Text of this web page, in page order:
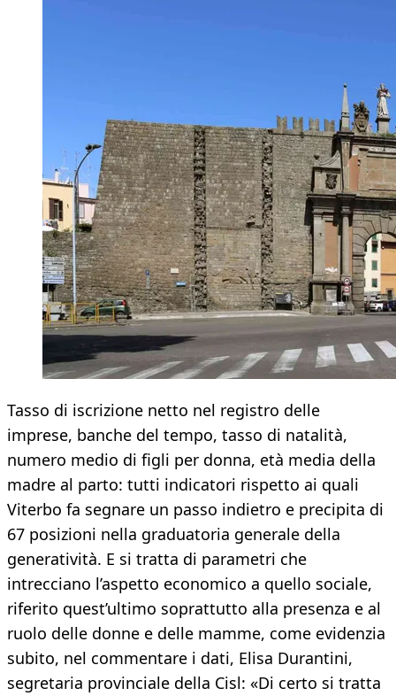
Tasso di iscrizione netto nel registro delle
imprese, banche del tempo, tasso di natalità,
numero medio di figli per donna, età media della
madre al parto: tutti indicatori rispetto ai quali
Viterbo fa segnare un passo indietro e precipita di
67 posizioni nella graduatoria generale della
generatività. E si tratta di parametri che
intrecciano l’aspetto economico a quello sociale,
riferito quest’ultimo soprattutto alla presenza e al
ruolo delle donne e delle mamme, come evidenzia
subito, nel commentare i dati, Elisa Durantini,
segretaria provinciale della Cisl: «Di certo si tratta